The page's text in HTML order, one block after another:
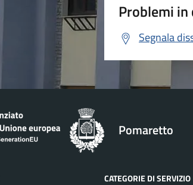
Problemi
Segnala
Pomaretto
CATEGORIE DI SERVIZIO